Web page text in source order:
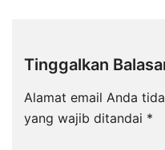
Tinggalkan
Alamat email Anda
yang wajib ditandai *